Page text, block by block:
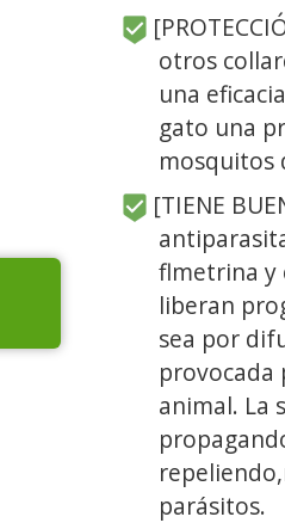
otros
una
gato una
mosquitos
[TIENE
flmetrina y
liberan
sea por
animal. La
parásitos.